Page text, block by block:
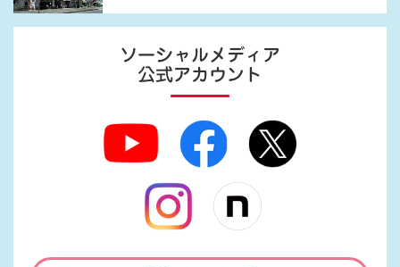
ソーシャルメディア
公式アカウント